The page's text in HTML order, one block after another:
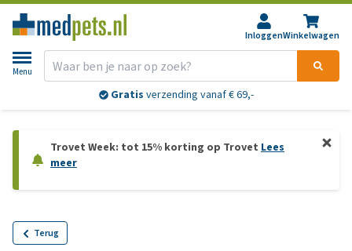
InloggenWinkelwagen
Menu
Gratis verzending vanaf € 69,-
Trovet Week: tot 15% korting op Trovet Lees
meer
Terug